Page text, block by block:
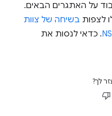
על האתגרים הבאים.
לצפות בשיחה של צוות
. כדאי לנסות את
לך?